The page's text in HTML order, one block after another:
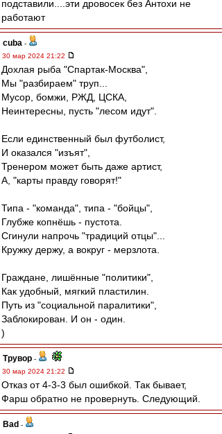
подставили....эти дровосек без Антохи не
работают
cuba -
30 мар 2024 21:22
Дохлая рыба "Спартак-Москва",
Мы "разбираем" труп...
Мусор, бомжи, РЖД, ЦСКА,
Неинтересны, пусть "лесом идут".
Если единственный был футболист,
И оказался "изъят",
Тренером может быть даже артист,
А, "карты правду говорят!"
Типа - "команда", типа - "бойцы",
Глубже копнёшь - пустота.
Сгинули напрочь "традиций отцы"...
Кружку держу, а вокруг - мерзлота.
Граждане, лишённые "политики",
Как удобный, мягкий пластилин.
Путь из "социальной паралитики",
Заблокирован. И он - один.
)
Трувор -
30 мар 2024 21:22
Отказ от 4-3-3 был ошибкой. Так бывает,
Фарш обратно не провернуть. Следующий.
Bad -